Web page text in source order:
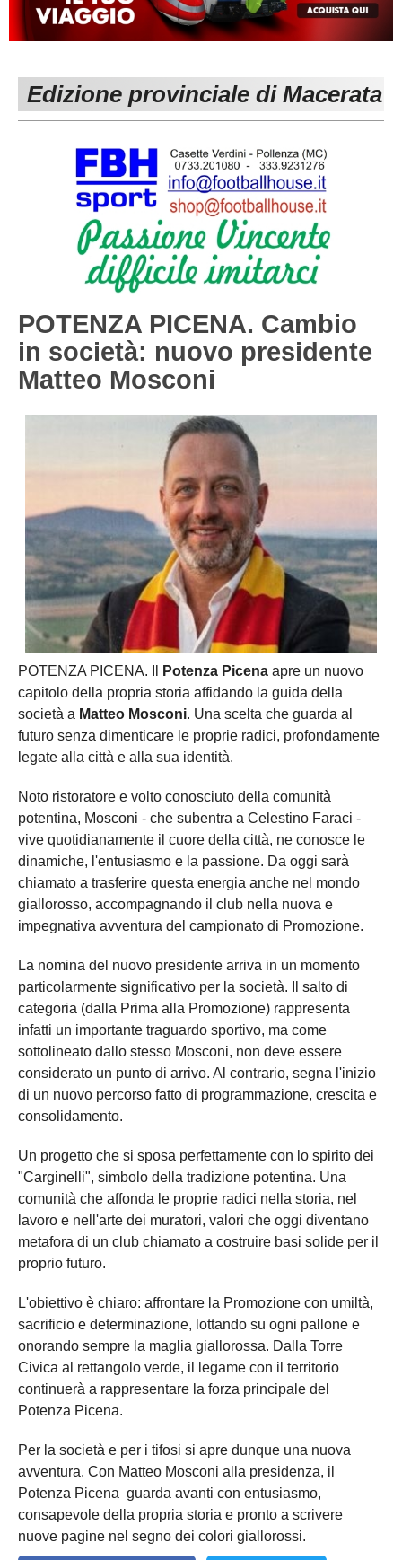
MACERATA
Carica la tua Rosa
ECCELLENZA
1^ CATEGORIA
3^ CATEGORIA
GIOVANILI
REGIONALI
Edizione provinciale di Macerata
POTENZA PICENA. Cambio
in società: nuovo presidente
Matteo Mosconi
POTENZA PICENA. Il Potenza Picena apre un nuovo
capitolo della propria storia affidando la guida della
società a Matteo Mosconi. Una scelta che guarda al
futuro senza dimenticare le proprie radici, profondamente
legate alla città e alla sua identità.
Noto ristoratore e volto conosciuto della comunità
potentina, Mosconi - che subentra a Celestino Faraci -
vive quotidianamente il cuore della città, ne conosce le
dinamiche, l'entusiasmo e la passione. Da oggi sarà
chiamato a trasferire questa energia anche nel mondo
giallorosso, accompagnando il club nella nuova e
impegnativa avventura del campionato di Promozione.
La nomina del nuovo presidente arriva in un momento
particolarmente significativo per la società. Il salto di
categoria (dalla Prima alla Promozione) rappresenta
infatti un importante traguardo sportivo, ma come
sottolineato dallo stesso Mosconi, non deve essere
considerato un punto di arrivo. Al contrario, segna l'inizio
di un nuovo percorso fatto di programmazione, crescita e
consolidamento.
Un progetto che si sposa perfettamente con lo spirito dei
"Carginelli", simbolo della tradizione potentina. Una
comunità che affonda le proprie radici nella storia, nel
lavoro e nell'arte dei muratori, valori che oggi diventano
metafora di un club chiamato a costruire basi solide per il
proprio futuro.
L'obiettivo è chiaro: affrontare la Promozione con umiltà,
sacrificio e determinazione, lottando su ogni pallone e
onorando sempre la maglia giallorossa. Dalla Torre
Civica al rettangolo verde, il legame con il territorio
continuerà a rappresentare la forza principale del
Potenza Picena.
Per la società e per i tifosi si apre dunque una nuova
avventura. Con Matteo Mosconi alla presidenza, il
Potenza Picena guarda avanti con entusiasmo,
consapevole della propria storia e pronto a scrivere
nuove pagine nel segno dei colori giallorossi.